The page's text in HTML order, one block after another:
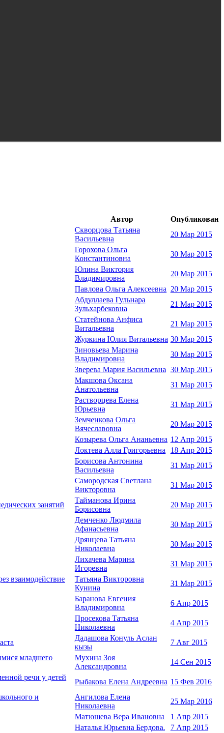
Автор
Опубликован
Скворцова Татьяна
Васильевна
20 Мар 2015
Горохова Ольга
Константиновна
30 Мар 2015
Юлина Виктория
Владимировна
20 Мар 2015
Павлова Ольга Алексеевна 20 Мар 2015
Абдуллаева Гульнара
Зульхарбековна
21 Мар 2015
Статейнова Анфиса
Витальевна
21 Мар 2015
Журкина Юлия Витальевна 30 Мар 2015
Зиновьева Марина
Владимировна
30 Мар 2015
Зверева Мария Васильевна 30 Мар 2015
Макшова Оксана
Анатольевна
31 Мар 2015
Растворцева Елена
Юрьевна
31 Мар 2015
Земченкова Ольга
Вячеславовна
20 Мар 2015
Козырева Ольга Ананьевна 12 Апр 2015
Локтева Алла Григорьевна
18 Апр 2015
Борисова Антонина
Васильевна
31 Мар 2015
Самородская Светлана
Викторовна
31 Мар 2015
занятий
Тайманова Ирина
Борисовна
20 Мар 2015
Демченко Людмила
Афанасьевна
30 Мар 2015
Дрянцева Татьяна
Николаевна
30 Мар 2015
Лихачева Марина
Игоревна
31 Мар 2015
взаимодействие
Татьяна Викторовна
Кунина
31 Мар 2015
Баранова Евгения
Владимировна
6 Апр 2015
Просекова Татьяна
Николаевна
4 Апр 2015
Дадашова Конуль Аслан
кызы
7 Авг 2015
младшего
Мухина Зоя
Александровна
14 Сен 2015
речи у детей
Рыбакова Елена Андреевна 15 Фев 2016
и
Ангилова Елена
Николаевна
25 Мар 2016
Матюшева Вера Ивановна
1 Апр 2015
Наталья Юрьевна Бердова. 7 Апр 2015